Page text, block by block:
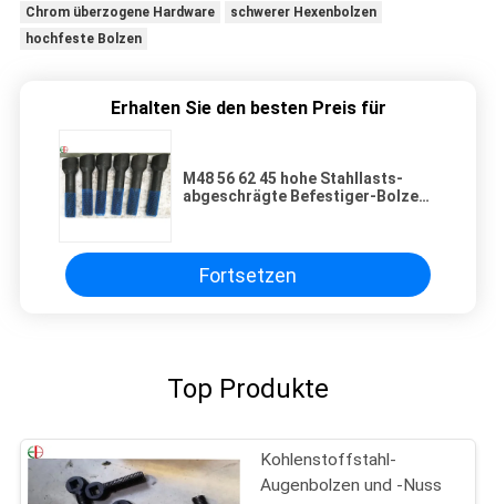
Chrom überzogene Hardware
schwerer Hexenbolzen
hochfeste Bolzen
Erhalten Sie den besten Preis für
M48 56 62 45 hohe Stahllasts-
abgeschrägte Befestiger-Bolzen
Fortsetzen
Top Produkte
Kohlenstoffstahl-
Augenbolzen und -Nuss